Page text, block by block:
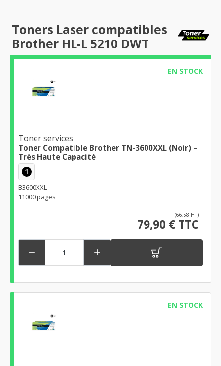
Toners Laser compatibles
Brother HL-L 5210 DWT
EN STOCK
Toner services
Toner Compatible Brother TN-3600XXL (Noir) –
Très Haute Capacité
1
B3600XXL
11000 pages
(66,58 HT)
79,90 € TTC
 
EN STOCK